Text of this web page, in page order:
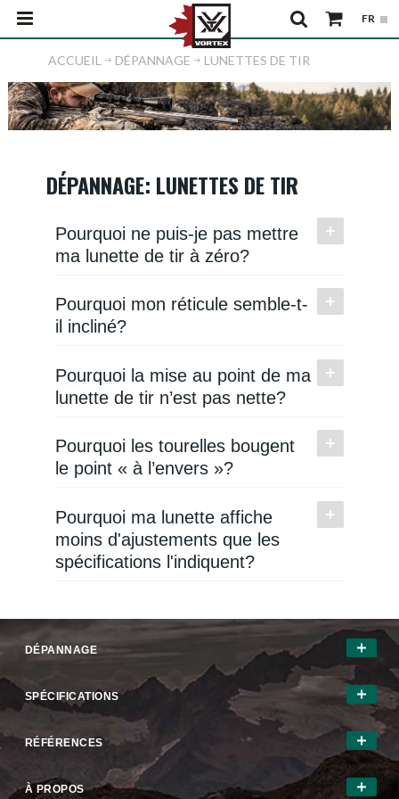
ACCUEIL DÉPANNAGE LUNETTES DE TIR
DÉPANNAGE: LUNETTES DE TIR
Pourquoi ne puis-je pas mettre
ma lunette de tir à zéro?
Pourquoi mon réticule semble-t-
il incliné?
Pourquoi la mise au point de ma
lunette de tir n’est pas nette?
Pourquoi les tourelles bougent
le point « à l’envers »?
Pourquoi ma lunette affiche
moins d'ajustements que les
spécifications l'indiquent?
DÉPANNAGE
SPÉCIFICATIONS
RÉFÉRENCES
À PROPOS